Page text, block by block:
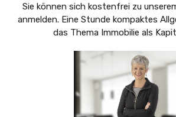
Sie können sich kostenfrei zu
anmelden. Eine Stunde kompaktes
das Thema Immobilie als